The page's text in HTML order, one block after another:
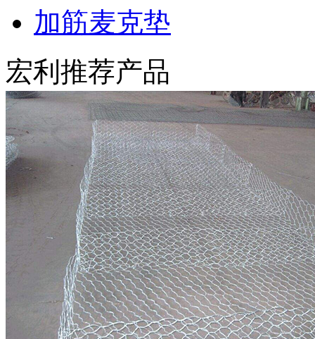
加筋麦克垫
宏利推荐产品